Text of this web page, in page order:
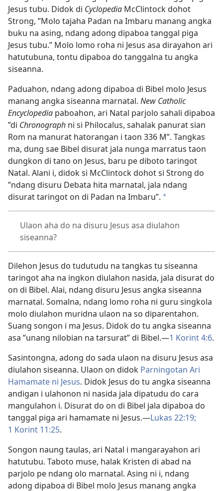
Jesus tubu. Didok di Cyclopedia McClintock dohot
Strong, ”Molo tajaha Padan na Imbaru manang angka
buku na asing, ndang adong dipaboa tanggal piga
Jesus tubu.” Molo lomo roha ni Jesus asa dirayahon ari
hatutubuna, tontu dipaboa do tanggalna tu angka
siseanna.
Paduahon, ndang adong dipaboa di Bibel molo Jesus
manang angka siseanna marnatal. New Catholic
Encyclopedia paboahon, ari Natal parjolo sahali dipaboa
”di Chronograph ni si Philocalus, sahalak panurat sian
Rom na manurat hatorangan i taon 336 M”. Tangkas
ma, dung sae Bibel disurat jala nunga marratus taon
dungkon di tano on Jesus, baru pe diboto taringot
Natal. Alani i, didok si McClintock dohot si Strong do
”ndang disuru Debata hita marnatal, jala ndang
disurat taringot on di Padan na Imbaru”. *
Ulaon aha do na disuru Jesus asa diulahon
siseanna?
Dilehon Jesus do tudutudu na tangkas tu siseanna
taringot aha na ingkon diulahon nasida, jala disurat do
on di Bibel. Alai, ndang disuru Jesus angka siseanna
marnatal. Somalna, ndang lomo roha ni guru singkola
molo diulahon muridna ulaon na so diparentahon.
Suang songon i ma Jesus. Didok do tu angka siseanna
asa ”unang nilobian na tarsurat” di Bibel.​—1 Korint 4:6.
Sasintongna, adong do sada ulaon na disuru Jesus asa
diulahon siseanna. Ulaon on didok Parningotan Ari
Hamamate ni Jesus. Didok Jesus do tu angka siseanna
andigan i ulahonon ni nasida jala dipatudu do cara
mangulahon i. Disurat do on di Bibel jala dipaboa do
tanggal piga ari hamamate ni Jesus.​—Lukas 22:19;
1 Korint 11:25.
Songon naung taulas, ari Natal i mangarayahon ari
hatutubu. Taboto muse, halak Kristen di abad na
parjolo pe ndang olo marnatal. Asing ni i, ndang
adong dipaboa di Bibel molo Jesus manang angka